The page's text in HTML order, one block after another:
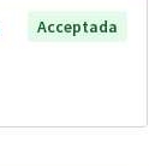
Acceptada